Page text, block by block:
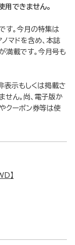
用できません。
す。今月の特集は
ノマドを含め、本誌
満載です。今月号も
表示もしくは掲載さ
せん。尚、電子版か
クーポン券等は使
】